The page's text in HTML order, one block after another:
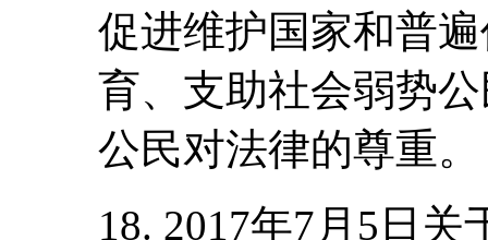
促进维护国家和普
育、支助社会弱势
公民对法律的尊重。
18. 2017年7月5日